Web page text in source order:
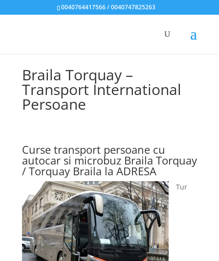
0040764417566 / 0040747825263
Braila Torquay –
Transport International
Persoane
Curse transport persoane cu
autocar si microbuz Braila Torquay
/ Torquay Braila la ADRESA
Tur